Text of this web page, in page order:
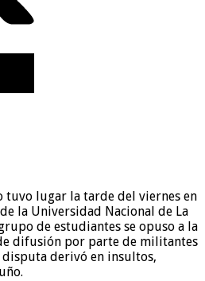
lugar la tarde del viernes en
la Universidad Nacional de La
de estudiantes se opuso a la
difusión por parte de militantes
disputa derivó en insultos,